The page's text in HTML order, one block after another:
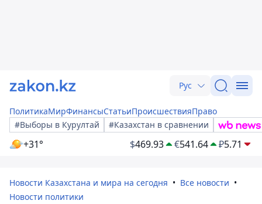
Рус
ПолитикаМирФинансыСтатьиПроисшествияПраво
#Выборы в Курултай
#Казахстан в сравнении
+31° $469.93 €541.64 ₽5.71
Новости Казахстана и мира на сегодня
Все новости
Новости политики